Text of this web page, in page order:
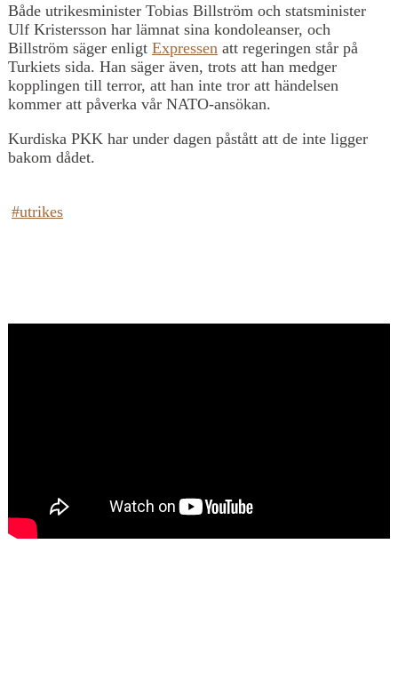
Både utrikesminister Tobias Billström och statsminister
Ulf Kristersson har lämnat sina kondoleanser, och
Billström säger enligt Expressen att regeringen står på
Turkiets sida. Han säger även, trots att han medger
kopplingen till terror, att han inte tror att händelsen
kommer att påverka vår NATO-ansökan.
Kurdiska PKK har under dagen påstått att de inte ligger
bakom dådet.
#utrikes